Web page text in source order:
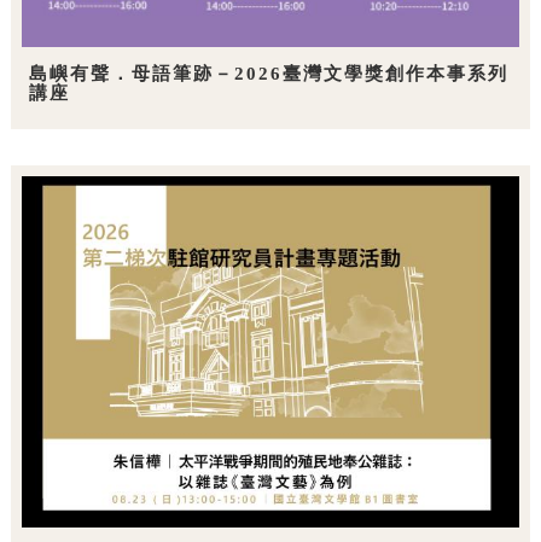
島嶼有聲．母語筆跡－2026臺灣文學獎創作本事系列
講座